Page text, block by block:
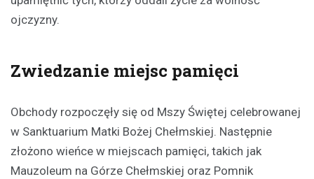
ojczyzny.
Zwiedzanie miejsc pamięci
Obchody rozpoczęły się od Mszy Świętej celebrowanej
w Sanktuarium Matki Bożej Chełmskiej. Następnie
złożono wieńce w miejscach pamięci, takich jak
Mauzoleum na Górze Chełmskiej oraz Pomnik